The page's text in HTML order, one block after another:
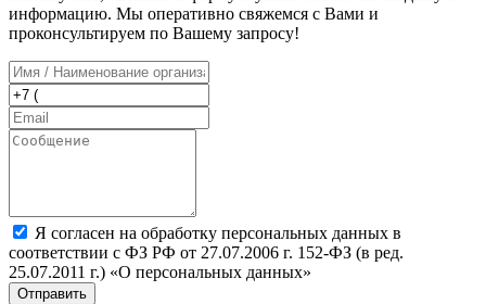
информацию. Мы оперативно свяжемся с Вами и
проконсультируем по Вашему запросу!
Я согласен на обработку персональных данных в
соответствии с ФЗ РФ от 27.07.2006 г. 152-ФЗ (в ред.
25.07.2011 г.) «О персональных данных»
Отправить